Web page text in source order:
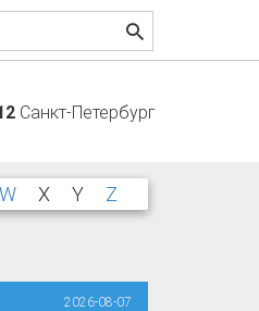
Санкт-Петербург
W X Y Z
2026-08-07